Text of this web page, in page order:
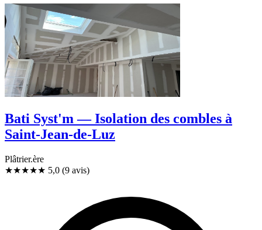
Bati Syst'm — Isolation des combles à
Saint-Jean-de-Luz
Plâtrier.ère
★★★★★ 5,0 (9 avis)